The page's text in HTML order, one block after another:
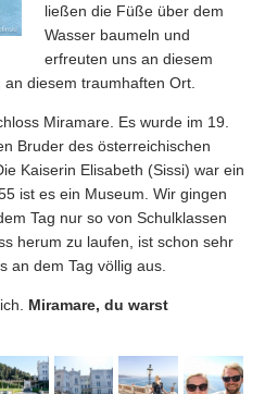
ließen die Füße über dem
Wasser baumeln und
erfreuten uns an diesem
diesem traumhaften Ort.
Miramare. Es wurde im 19.
Bruder des österreichischen
Kaiserin Elisabeth (Sissi) war ein
ist es ein Museum. Wir gingen
Tag nur so von Schulklassen
herum zu laufen, ist schon sehr
an dem Tag völlig aus.
Miramare, du warst